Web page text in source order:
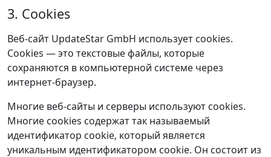
3. Cookies
Веб‑сайт UpdateStar GmbH использует cookies.
Cookies — это текстовые файлы, которые
сохраняются в компьютерной системе через
интернет‑браузер.
Многие веб‑сайты и серверы используют cookies.
Многие cookies содержат так называемый
идентификатор cookie, который является
уникальным идентификатором cookie. Он состоит из